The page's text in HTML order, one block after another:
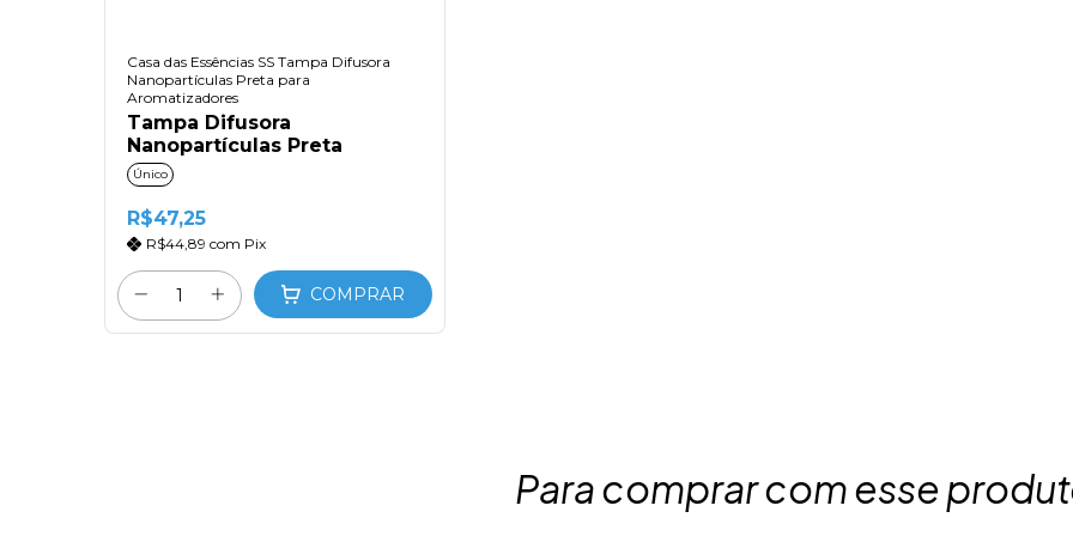
Casa das Essências SS Tampa Difusora
Nanopartículas Preta para
Aromatizadores
Tampa Difusora
Nanopartículas Preta
Único
R$47,25
R$44,89 com Pix
COMPRAR
Para comprar com esse